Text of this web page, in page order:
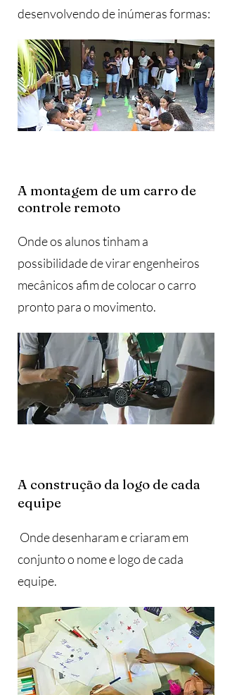
desenvolvendo de inúmeras formas:
A montagem de um carro de
controle remoto
Onde os alunos tinham a
possibilidade de virar engenheiros
mecânicos afim de colocar o carro
pronto para o movimento.
A construção da logo de cada
equipe
Onde desenharam e criaram em
conjunto o nome e logo de cada
equipe.